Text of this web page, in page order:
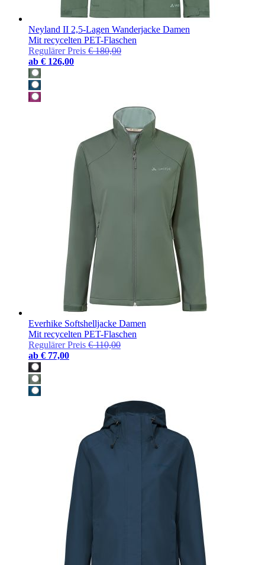
Neyland II 2,5-Lagen Wanderjacke Damen
Mit recycelten PET-Flaschen
Regulärer Preis € 180,00
ab € 126,00
Everhike Softshelljacke Damen
Mit recycelten PET-Flaschen
Regulärer Preis € 110,00
ab € 77,00